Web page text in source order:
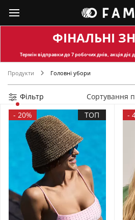
ФІНАЛЬНІ
Термін відправкидо 7 робочих днів, акція діє
Продукти Головні убори
Фільтр
Сортування
- 20% ТОП -